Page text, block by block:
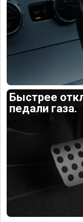
Быстрее
педали газа.